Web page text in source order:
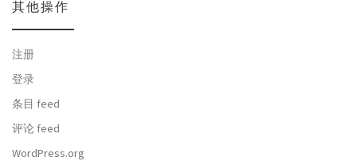
其他操作
注册
登录
条目 feed
评论 feed
WordPress.org